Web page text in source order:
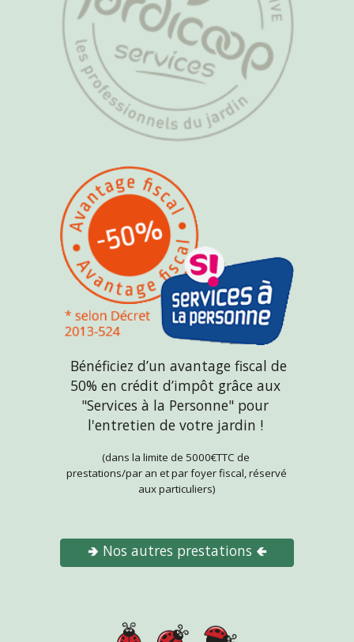
50% en crédit d’impôt grâce aux
"Services à la Personne" pour
l'entretien de votre jardin !
(dans la limite de 5000€TTC de
prestations/par an et par foyer fiscal, réservé
aux particuliers)
🢂 Nos autres prestations 🢀